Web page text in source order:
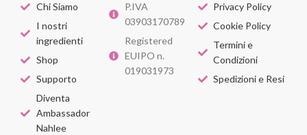
Chi Siamo
I nostri
ingredienti
Shop
Supporto
Diventa
Ambassador
Nahlee
P.IVA
03903170789
Registered
EUIPO n.
019031973
Privacy Policy
Cookie Policy
Termini e
Condizioni
Spedizioni e Resi